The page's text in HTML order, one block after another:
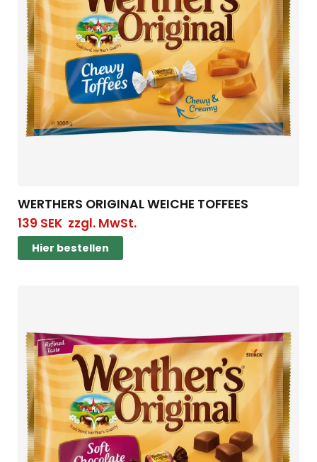
WERTHERS ORIGINAL WEICHE TOFFEES
139 SEKzzgl. MwSt.
Hier bestellen